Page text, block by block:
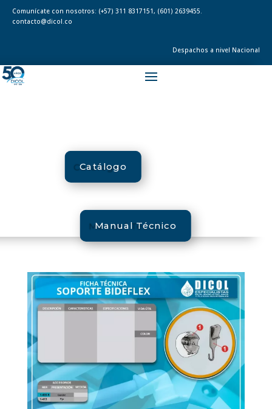
Comunícate con nosotros: (+57) 311 8317151, (601) 2639455.
contacto@dicol.co
Despachos a nivel Nacional
Catálogo
Manual Técnico